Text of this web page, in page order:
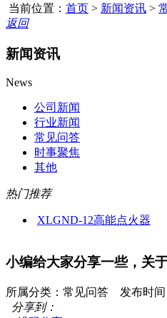
当前位置： 首页 > 新闻资讯 >
返回
新闻资讯
News
公司新闻
行业新闻
常见问答
时事聚焦
其他
热门推荐
XLGND-12高能点火器
小编给大家分享一些，关
所属分类：常见问答 发布时间
分享到：